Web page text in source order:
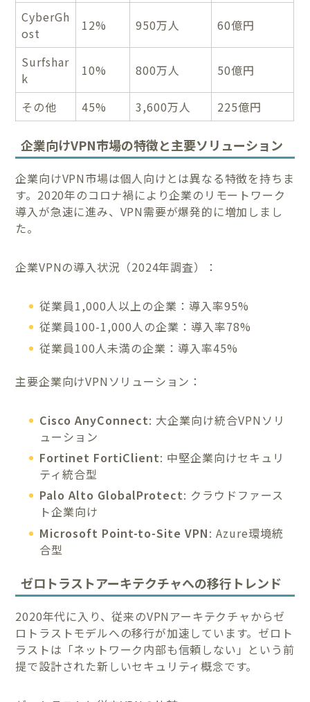
CyberGh
ost
12% 950万人 60億円
Surfshar
k
10% 800万人 50億円
その他 45% 3,600万人 225億円
企業向けVPN市場の特徴と主要ソリューション
企業向けVPN市場は個人向けとは異なる特徴を持ちま
す。2020年のコロナ禍により企業のリモートワーク
導入が急速に進み、VPN需要が爆発的に増加しまし
た。
企業VPNの導入状況（2024年調査）：
従業員1,000人以上の企業：導入率95%
従業員100-1,000人の企業：導入率78%
従業員100人未満の企業：導入率45%
主要企業向けVPNソリューション：
Cisco AnyConnect: 大企業向け統合VPNソリ
ューション
Fortinet FortiClient: 中堅企業向けセキュリ
ティ統合型
Palo Alto GlobalProtect: クラウドファース
ト企業向け
Microsoft Point-to-Site VPN: Azure環境統
合型
ゼロトラストアーキテクチャへの移行トレンド
2020年代に入り、従来のVPNアーキテクチャからゼ
ロトラストモデルへの移行が加速しています。ゼロト
ラストは「ネットワーク内部も信頼しない」という前
提で設計された新しいセキュリティ概念です。